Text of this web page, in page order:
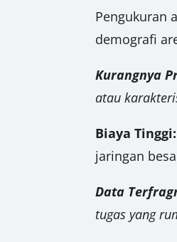
Pengukuran
demografi
Kurangnya
atau
Biaya Tinggi:
jaringan
Data
tugas yang